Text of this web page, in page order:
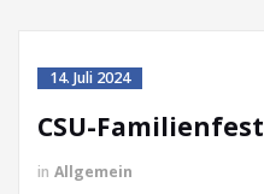
14. Juli 2024
CSU-Familienfest
in Allgemein